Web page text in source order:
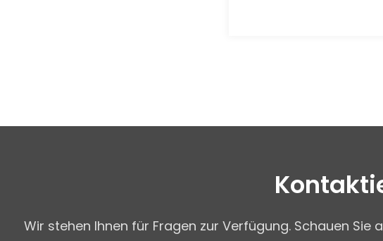
Wir stehen Ihnen für Fragen zur Verfügung. Schauen